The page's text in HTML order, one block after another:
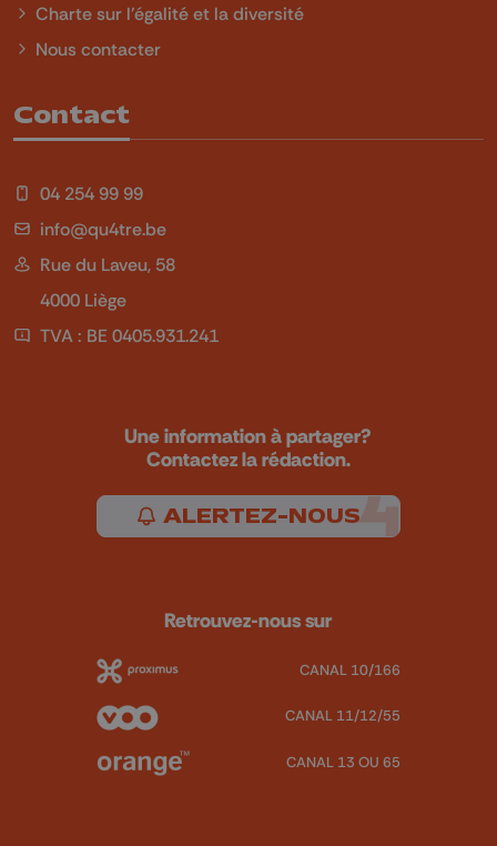
Charte sur l'égalité et la diversité
Nous contacter
Contact
04 254 99 99
info@qu4tre.be
Rue du Laveu, 58
4000 Liège
TVA : BE 0405.931.241
Une information à partager?
Contactez la rédaction.
ALERTEZ-NOUS
Retrouvez-nous sur
CANAL 10/166
CANAL 11/12/55
CANAL 13 OU 65